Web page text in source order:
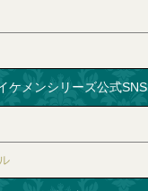
ケメンシリーズ公式SNS